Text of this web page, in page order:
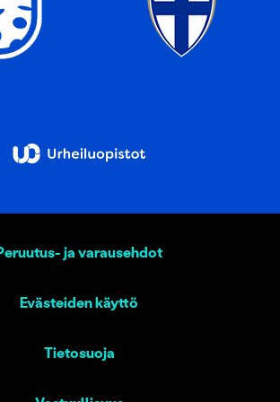
ja varausehdot
Evästeiden käyttö
Tietosuoja